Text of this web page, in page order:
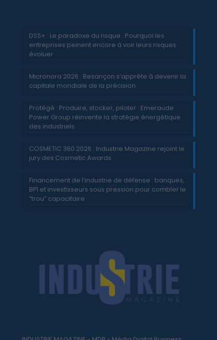
DSS+ : Le paradoxe du risque : Pourquoi les
entreprises peinent encore à voir leurs risques
évoluer
Micronora 2026 : Besançon s’apprête à devenir la
capitale mondiale de la précision
Protégé : Produire, stocker, piloter : Emeraude
Power Group réinvente la stratégie énergétique
des industriels
COSMETIC 360 2026 : Industrie Magazine rejoint le
jury des Cosmetic Awards
Financement de l’industrie de défense : banques,
BPI et investisseurs sous pression pour combler le
“trou” capacitaire